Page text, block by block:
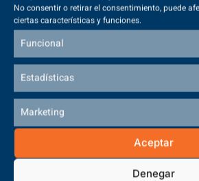
No consentir o retirar el consentimiento, puede
ciertas características y funciones.
Funcional
Estadísticas
Marketing
Aceptar
Denegar
VER MÁS